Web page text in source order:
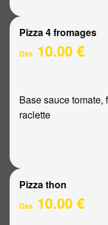
Pizza 4 fromages
Dès 10.00 €
Base sauce tomate,
raclette
Pizza thon
Dès 10.00 €